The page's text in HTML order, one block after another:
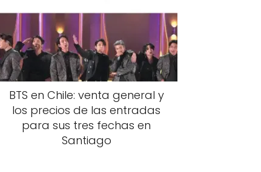
BTS en Chile: venta general y
los precios de las entradas
para sus tres fechas en
Santiago